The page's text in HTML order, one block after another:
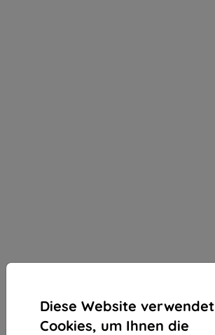
Diese Website verwendet
Cookies, um Ihnen die
Insta360